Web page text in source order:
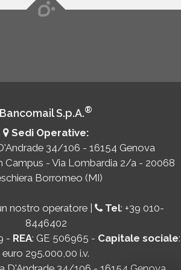
Bancomail S.p.A.®
Sedi Operative:
34/106 - 16154 Genova
Campus - Via Lombardia 2/a - 20068
Borromeo (MI)
nostro operatore | Tel: +39 010-
8446402
- REA: GE 506965 - Capitale sociale:
euro 295.000,00 i.v.